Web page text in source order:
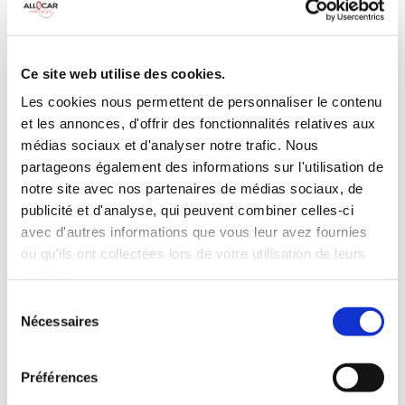
Ce site web utilise des cookies.
Les cookies nous permettent de personnaliser le contenu
et les annonces, d'offrir des fonctionnalités relatives aux
médias sociaux et d'analyser notre trafic. Nous
partageons également des informations sur l'utilisation de
notre site avec nos partenaires de médias sociaux, de
publicité et d'analyse, qui peuvent combiner celles-ci
avec d'autres informations que vous leur avez fournies
ou qu'ils ont collectées lors de votre utilisation de leurs
Nécessaires
Préférences
Galerie de toit Habillage Bois
Camera de recul
Cloison de
INCLUS À LA LOCATION
Killométrage illimité
Assurance tous risques (hors franchise)
Carburant : plein à rendre plein
CONDITIONS DE LOCATION
Age minimum :20 ans